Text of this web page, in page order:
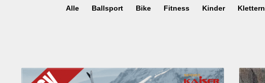
Alle Ballsport Bike Fitness Kinder Klettern